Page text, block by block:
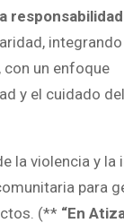
, con un enfoque
y el cuidado
la violencia y la
para
(** “En